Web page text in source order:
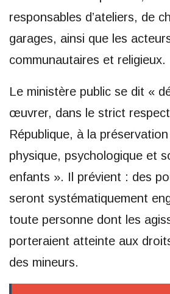
responsables d’ateliers, de
garages, ainsi que les
communautaires et religieux.
Le ministère public se dit «
œuvrer, dans le strict
République, à la
physique, psychologique et
enfants ». Il prévient : des
seront systématiquement
toute personne dont les
porteraient atteinte aux
des mineurs.